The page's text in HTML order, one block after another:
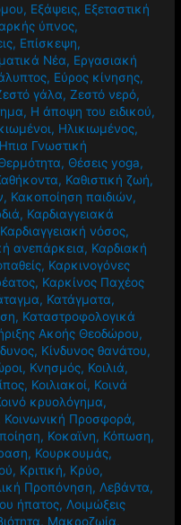
, Εξάψεις, Εξεταστική
ύπνος,
, Επίσκεψη,
Νέα, Εργασιακή
, Εύρος κίνησης,
γάλα,Ζεστό νερό,
, Η άποψη του ειδικού,
, Ηλικιωμένος,
Γνωστική
, Θέσεις yoga,
, Καθιστική ζωή,
, Κακοποίηση παιδιών,
, Καρδιαγγειακά
Καρδιαγγειακή νόσος,
ανεπάρκεια, Καρδιακή
, Καρκινογόνες
, Καρκίνος Παχέος
, Κατάγματα,
, Καταστροφολογικά
Ακοής Θεοδώρου,
, Κίνδυνος θανάτου,
, Κνησμός, Κοιλιά,
, Κοιλιακοί, Κοινά
κρυολόγημα,
Κοινωνική Προσφορά,
, Κοκαϊνη, Κόπωση,
, Κουρκουμάς,
, Κριτική, Κρύο,
Προπόνηση, Λεβάντα,
ήπατος, Λοιμώξεις
, Μακροζωία,